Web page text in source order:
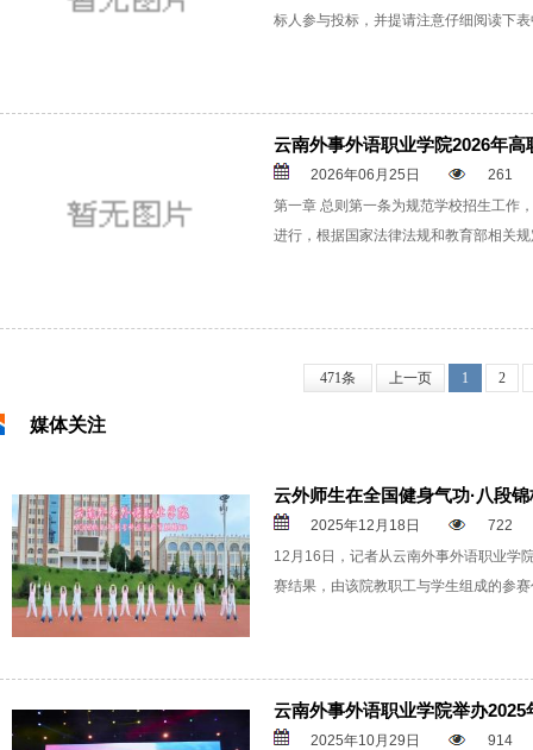
标人参与投标，并提请注意仔细阅读下
云南外事外语职业学院2026年高
2026年06月25日
261
第一章 总则第一条为规范学校招生工作
进行，根据国家法律法规和教育部相关
471条 上一页 1 2
媒体关注
云外师生在全国健身气功·八段
2025年12月18日
722
12月16日，记者从云南外事外语职业学
赛结果，由该院教职工与学生组成的参
云南外事外语职业学院举办2025
2025年10月29日
914